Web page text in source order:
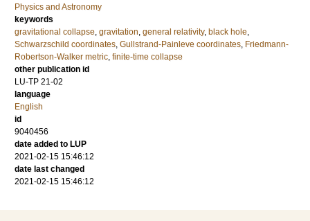
Physics and Astronomy
keywords
gravitational collapse gravitation general relativity, black hole
Schwarzschild coordinates Gullstrand-Painleve coordinates Friedmann-
Robertson-Walker metric finite-time collapse
other publication id
LU-TP 21-02
language
English
id
9040456
date added to LUP
2021-02-15 15:46:12
date last changed
2021-02-15 15:46:12